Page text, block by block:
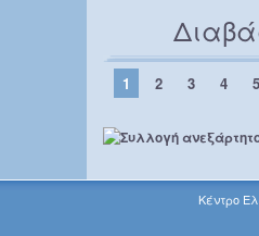
1 2 3 4 5
Κέντρο